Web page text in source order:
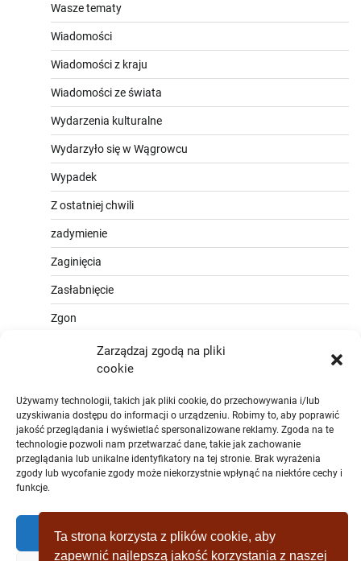
Zarządzaj zgodą na pliki
cookie
Używamy technologii, takich jak pliki cookie, do przechowywania i/lub
uzyskiwania dostępu do informacji o urządzeniu. Robimy to, aby poprawić
jakość przeglądania i wyświetlać spersonalizowane reklamy. Zgoda na te
technologie pozwoli nam przetwarzać dane, takie jak zachowanie
przeglądania lub unikalne identyfikatory na tej stronie. Brak wyrażenia
zgody lub wycofanie zgody może niekorzystnie wpłynąć na niektóre cechy i
funkcje.
Zaakceptować
Wasze tematy
Wiadomości
Wiadomości z kraju
Wiadomości ze świata
Wydarzenia kulturalne
Wydarzyło się w Wągrowcu
Wypadek
Z ostatniej chwili
zadymienie
Zaginięcia
Zasłabnięcie
Zgon
Ta strona korzysta z plików cookie, aby
zapewnić najlepszą jakość korzystania z naszej